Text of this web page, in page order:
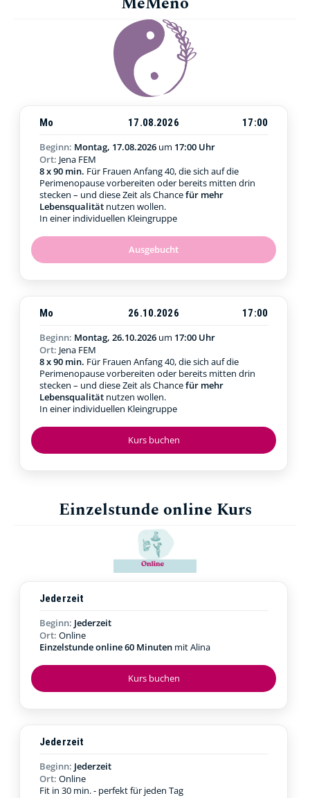
Ausgebucht
Mo 17.08.2026
17:00
Beginn: Montag, 17.08.2026 um 17:00 Uhr
Ort: Jena FEM
8 x 90 min. Für Frauen Anfang 40, die sich auf die
Perimenopause vorbereiten oder bereits mitten drin
stecken – und diese Zeit als Chancefür mehr
Lebensqualität nutzen wollen.
In einer individuellen Kleingruppe
Kurs buchen
Mo 26.10.2026
17:00
Beginn: Montag, 26.10.2026 um 17:00 Uhr
Ort: Jena FEM
8 x 90 min. Für Frauen Anfang 40, die sich auf die
Perimenopause vorbereiten oder bereits mitten drin
stecken – und diese Zeit als Chancefür mehr
Lebensqualität nutzen wollen.
In einer individuellen Kleingruppe
Einzelstunde online Kurs
Kurs buchen
Jederzeit
Beginn: Jederzeit
Ort: Online
Einzelstunde online 60 Minuten mit Alina
Jederzeit
Beginn: Jederzeit
Ort: Online
Fit in 30 min. - perfekt für jeden Tag